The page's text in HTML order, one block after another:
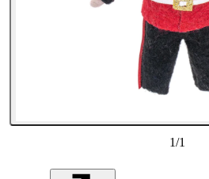
1/1